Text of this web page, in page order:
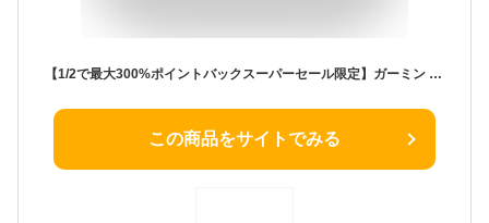
【1/2で最大300%ポイントバックスーパーセール限定】ガーミン vivomoveSport ヴィヴォムーブスポーツ スマートウォッチ PeachGold/Ivory 010-02566-41 GARMIN 健康管理 フィットネス ランニング
この商品をサイトでみる